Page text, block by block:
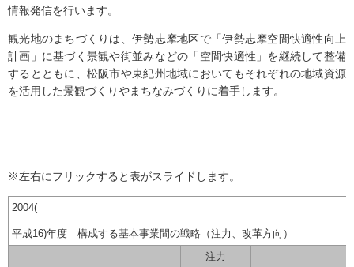
情報発信を行います。
観光地のまちづくりは、伊勢志摩地区で「伊勢志摩空間快適性向上
計画」に基づく景観や街並みなどの「空間快適性」を継続して整備
するとともに、松阪市や東紀州地域においてもそれぞれの地域資源
を活用した景観づくりやまちなみづくりに着手します。
※左右にフリックすると表がスライドします。
2004(
平成16)年度 構成する基本事業間の戦略（注力、改革方向）
注力